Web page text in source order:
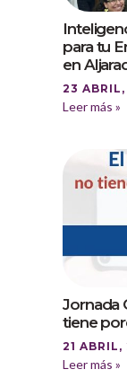
para tu
en
23
Leer más »
Jornada
tiene
21 ABRIL,
Leer más »